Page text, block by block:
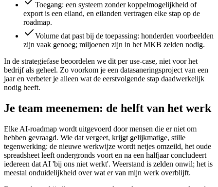
Toegang: een systeem zonder koppelmogelijkheid of
export is een eiland, en eilanden vertragen elke stap op de
roadmap.
Volume dat past bij de toepassing: honderden voorbeelden
zijn vaak genoeg; miljoenen zijn in het MKB zelden nodig.
In de strategiefase beoordelen we dit per use-case, niet voor het
bedrijf als geheel. Zo voorkom je een datasaneringsproject van een
jaar en verbeter je alleen wat de eerstvolgende stap daadwerkelijk
nodig heeft.
Je team meenemen: de helft van het werk
Elke AI-roadmap wordt uitgevoerd door mensen die er niet om
hebben gevraagd. Wie dat vergeet, krijgt gelijkmatige, stille
tegenwerking: de nieuwe werkwijze wordt netjes omzeild, het oude
spreadsheet leeft ondergronds voort en na een halfjaar concludeert
iedereen dat AI 'bij ons niet werkt'. Weerstand is zelden onwil; het is
meestal onduidelijkheid over wat er van mijn werk overblijft.